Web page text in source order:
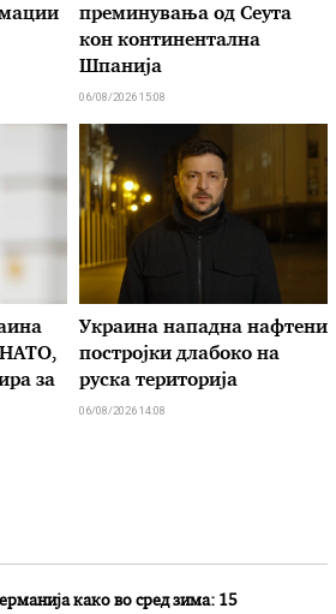
преминувања од Сеута
кон континентална
Шпанија
06/08/2026 15:08
НАТО,
за
Украина нападна нафтени
постројки длабоко на
руска територија
06/08/2026 14:08
како во сред зима: 15